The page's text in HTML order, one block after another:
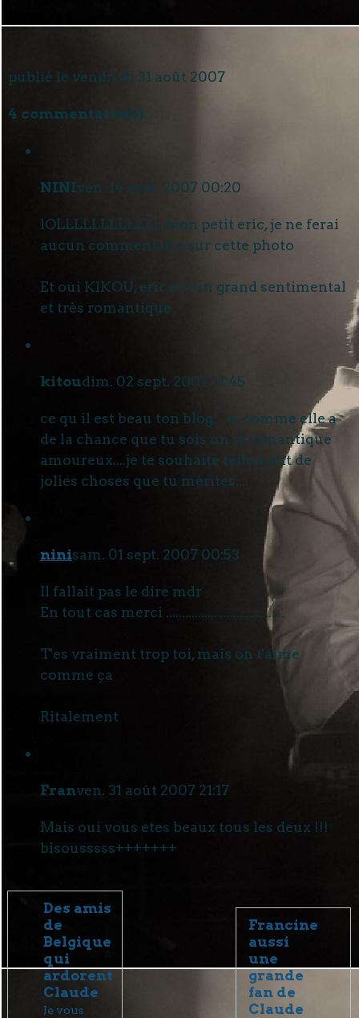
publié le vendredi 31 août 2007
4 commentaire(s)
NINIven. 14 sept. 2007 00:20
lOLLLLLLLLLLLL mon petit eric, je ne ferai
aucun commentaire sur cette photo
Et oui KIKOU, eric est un grand sentimental
et très romantique
kitoudim. 02 sept. 2007 21:45
ce qu il est beau ton blog....et comme elle a
de la chance que tu sois un si romantique
amoureux....je te souhaite tellement de
jolies choses que tu mérites....
ninisam. 01 sept. 2007 00:53
Il fallait pas le dire mdr
En tout cas merci .....................................
T'es vraiment trop toi, mais on t'aime
comme ça
Ritalement
Franven. 31 août 2007 21:17
Mais oui vous etes beaux tous les deux !!!
bisousssss+++++++
Des amis
de
Belgique
qui
ardorent
Claude
Je vous
Francine
aussi
une
grande
fan de
Claude